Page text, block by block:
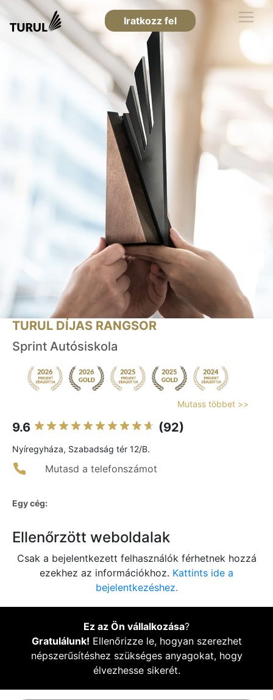
Iratkozz fel
TURUL DÍJAS RANGSOR
Sprint Autósiskola
Mutass többet >>
9.6 (92)
Nyíregyháza, Szabadság tér 12/B.
Mutasd a telefonszámot
Egy cég:
Ellenőrzött weboldalak
Csak a bejelentkezett felhasználók férhetnek hozzá
ezekhez az információkhoz. Kattints ide a
bejelentkezéshez.
Ez az Ön vállalkozása?
Gratulálunk! Ellenőrizze le, hogyan szerezhet
népszerűsítéshez szükséges anyagokat, hogy
élvezhesse sikerét.